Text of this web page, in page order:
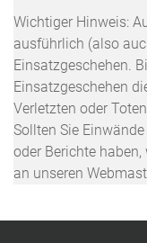
Wichtiger Hinweis:
ausführlich (also
Einsatzgeschehen.
Einsatzgeschehen
Verletzten oder
Sollten Sie
oder Berichte
an unseren